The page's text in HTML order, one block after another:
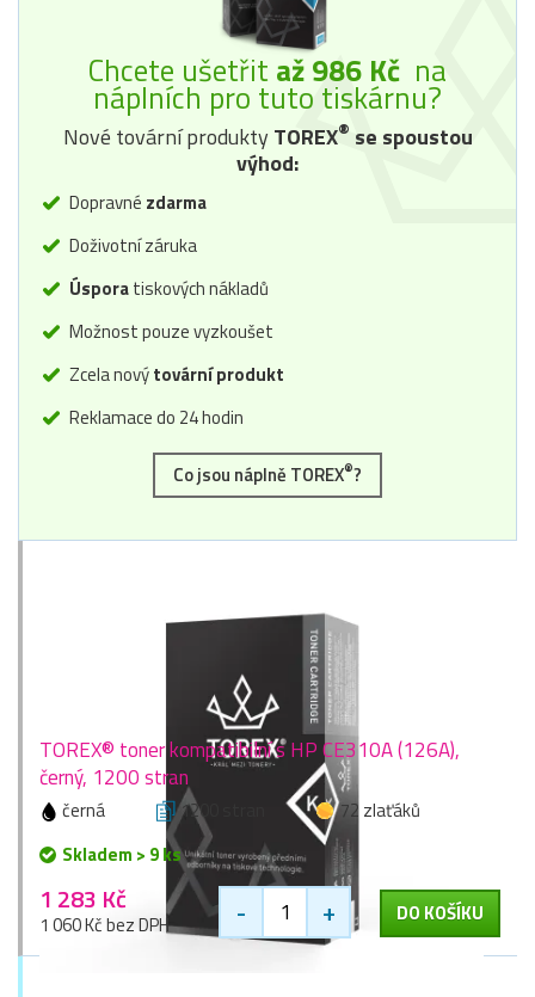
Chcete ušetřit až 986 Kč na
náplních pro tuto tiskárnu?
Nové tovární produktyTOREX® se spoustou
výhod:
Dopravné zdarma
Doživotní záruka
Úsporatiskových nákladů
Možnost pouze vyzkoušet
Zcela novýtovární produkt
Reklamace do 24 hodin
Co jsou náplně TOREX®?
TOREX® toner kompatibilní s HP CE310A (126A),
černý, 1200 stran
černá 1200 stran
72 zlaťáků
Skladem > 9 ks
1 283 Kč
1 060 Kč bez DPH - + DO KOŠÍKU